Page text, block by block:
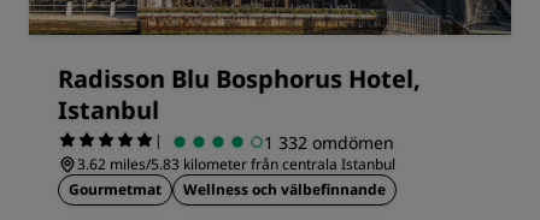
Radisson Blu Bosphorus Hotel,
Istanbul
| 1 332 omdömen
3.62 miles/5.83 kilometer från centrala Istanbul
Gourmetmat
Wellness och välbefinnande